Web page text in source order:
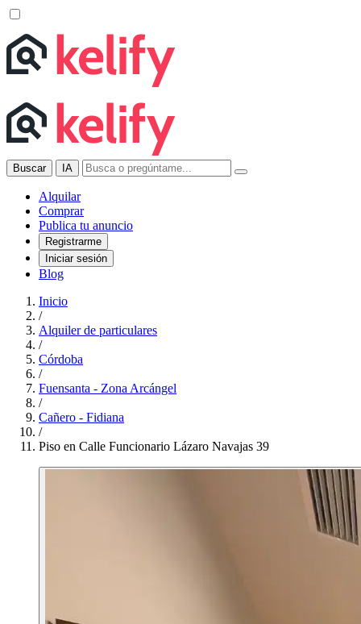
Buscar IA
Alquilar
Comprar
Publica tu anuncio
Registrarme
Iniciar sesión
Blog
Inicio
/
Alquiler de particulares
/
Córdoba
/
Fuensanta - Zona Arcángel
/
Cañero - Fidiana
/
Piso en Calle Funcionario Lázaro Navajas 39